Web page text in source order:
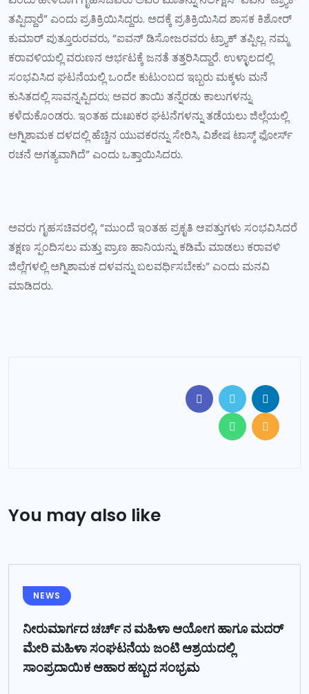
ತಪ್ಪಿದ್ದಾರೆ” ಎಂದು ಪ್ರತಿಕ್ರಿಯಿಸಿದ್ದರು. ಅದಕ್ಕೆ ಪ್ರತಿಕ್ರಿಯಿಸಿದ ಶಾಸಕ ಕಿಶೋರ್
ಕುಮಾರ್ ಪುತ್ತೂರುರವರು, “ಐವನ್ ಡಿಸೋಜರವರು ಟ್ರ್ಯಾಕ್ ತಪ್ಪಿಲ್ಲ. ನಮ್ಮ
ಕರಾವಳಿಯಲ್ಲಿ ವರುಣನ ಆರ್ಭಟಕ್ಕೆ ಜನತೆ ತತ್ತರಿಸಿದ್ದಾರೆ. ಉಳ್ಳಾಲದಲ್ಲಿ
ಸಂಭವಿಸಿದ ಘಟನೆಯಲ್ಲಿ ಒಂದೇ ಕುಟುಂಬದ ಇಬ್ಬರು ಮಕ್ಕಳು ಮನೆ
ಕುಸಿತದಲ್ಲಿ ಸಾವನ್ನಪ್ಪಿದರು; ಅವರ ತಾಯಿ ತನ್ನೆರಡು ಕಾಲುಗಳನ್ನು
ಕಳೆದುಕೊಂಡರು. ಇಂತಹ ದುಃಖಕರ ಘಟನೆಗಳನ್ನು ತಡೆಯಲು ಜಿಲ್ಲೆಯಲ್ಲಿ
ಅಗ್ನಿಶಾಮಕ ದಳದಲ್ಲಿ ಹೆಚ್ಚಿನ ಯುವಕರನ್ನು ಸೇರಿಸಿ, ವಿಶೇಷ ಟಾಸ್ಕ್ ಫೋರ್ಸ್
ರಚನೆ ಅಗತ್ಯವಾಗಿದೆ” ಎಂದು ಒತ್ತಾಯಿಸಿದರು.
ಅವರು ಗೃಹಸಚಿವರಲ್ಲಿ, “ಮುಂದೆ ಇಂತಹ ಪ್ರಕೃತಿ ಆಪತ್ತುಗಳು ಸಂಭವಿಸಿದರೆ
ತಕ್ಷಣ ಸ್ಪಂದಿಸಲು ಮತ್ತು ಪ್ರಾಣ ಹಾನಿಯನ್ನು ಕಡಿಮೆ ಮಾಡಲು ಕರಾವಳಿ
ಜಿಲ್ಲೆಗಳಲ್ಲಿ ಅಗ್ನಿಶಾಮಕ ದಳವನ್ನು ಬಲವರ್ಧಿಸಬೇಕು” ಎಂದು ಮನವಿ
ಮಾಡಿದರು.
You may also like
NEWS
ನೀರುಮಾರ್ಗದ ಚರ್ಚ್ ನ ಮಹಿಳಾ ಆಯೋಗ ಹಾಗೂ ಮದರ್
ಮೇರಿ ಮಹಿಳಾ ಸಂಘಟನೆಯ ಜಂಟಿ ಆಶ್ರಯದಲ್ಲಿ
ಸಾಂಪ್ರದಾಯಿಕ ಆಹಾರ ಹಬ್ಬದ ಸಂಭ್ರಮ